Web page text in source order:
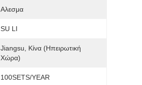
Αλεσμα
SU LI
Jiangsu, Κίνα (ηπειρωτική
Χώρα)
100SETS/YEAR